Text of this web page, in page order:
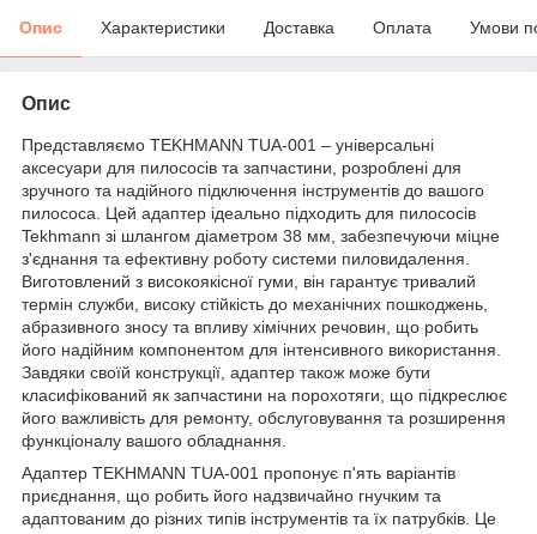
Опис Характеристики Доставка Оплата Умови
Опис
Представляємо TEKHMANN TUA-001 – універсальні
аксесуари для пилососів та запчастини, розроблені для
зручного та надійного підключення інструментів до вашого
пилососа. Цей адаптер ідеально підходить для пилососів
Tekhmann зі шлангом діаметром 38 мм, забезпечуючи міцне
з'єднання та ефективну роботу системи пиловидалення.
Виготовлений з високоякісної гуми, він гарантує тривалий
термін служби, високу стійкість до механічних пошкоджень,
абразивного зносу та впливу хімічних речовин, що робить
його надійним компонентом для інтенсивного використання.
Завдяки своїй конструкції, адаптер також може бути
класифікований як запчастини на порохотяги, що підкреслює
його важливість для ремонту, обслуговування та розширення
функціоналу вашого обладнання.
Адаптер TEKHMANN TUA-001 пропонує п'ять варіантів
приєднання, що робить його надзвичайно гнучким та
адаптованим до різних типів інструментів та їх патрубків. Це